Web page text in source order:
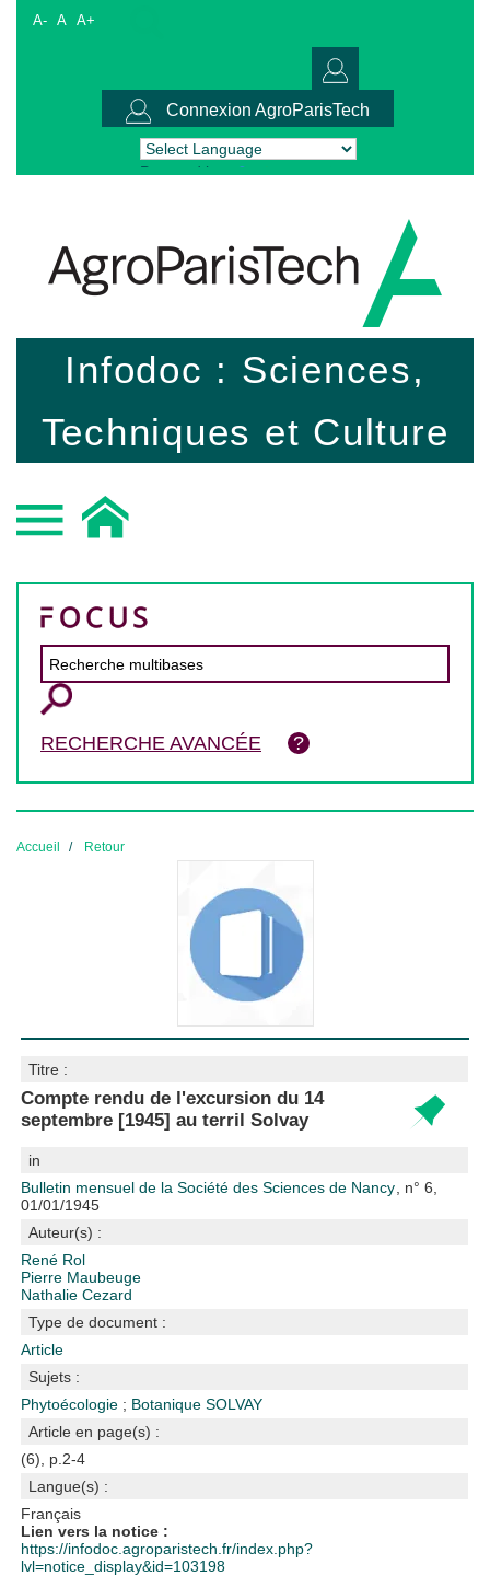
A- A A+
Connexion AgroParisTech
Powered by Translate
Infodoc : Sciences,
Techniques et Culture
RECHERCHE AVANCÉE
Accueil Retour
Titre :
Compte rendu de l'excursion du 14
septembre [1945] au terril Solvay
in
Bulletin mensuel de la Société des Sciences de Nancy , n° 6,
01/01/1945
Auteur(s) :
René Rol
Pierre Maubeuge
Nathalie Cezard
Type de document :
Article
Sujets :
Phytoécologie ; BotaniqueSOLVAY
Article en page(s) :
(6), p.2-4
Langue(s) :
Français
Lien vers la notice :
https://infodoc.agroparistech.fr/index.php?
lvl=notice_display&id=103198